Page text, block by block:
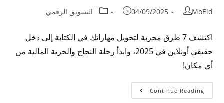
MoEid
04/09/2025 التسويق الرقمي
اكتشف 7 طرق مجربة لتحويل مهاراتك في الكتابة إلى دخل
حقيقي أونلاين في 2025، وابدأ رحلة النجاح والحرية المالية من
أي مكان!
Continue Reading